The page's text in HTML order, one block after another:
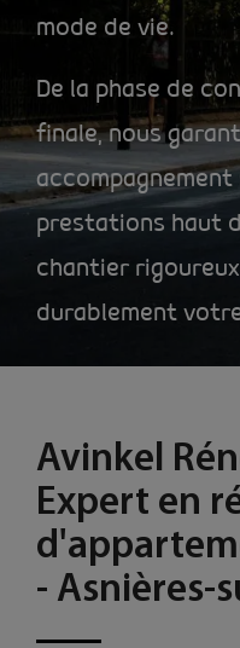
mode de vie.
De la phase de
finale, nous
prestations haut
chantier
durablement
Avinkel
Expert en
- Asnières-